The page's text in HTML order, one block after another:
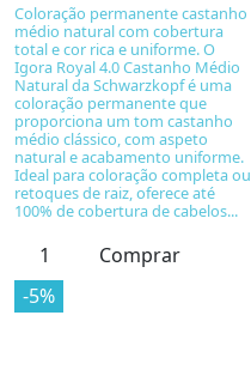
Coloração permanente castanho
médio natural com cobertura
total e cor rica e uniforme. O
Igora Royal 4.0 Castanho Médio
Natural da Schwarzkopf é uma
coloração permanente que
proporciona um tom castanho
médio clássico, com aspeto
natural e acabamento uniforme.
Ideal para coloração completa ou
retoques de raiz, oferece até
100% de cobertura de cabelos...
Comprar
-5%